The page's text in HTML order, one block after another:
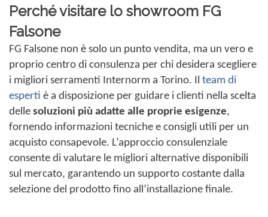
Perché visitare lo showroom FG
Falsone
FG Falsone non è solo un punto vendita, ma un vero e
proprio centro di consulenza per chi desidera scegliere
i migliori serramenti Internorm a Torino. Il team di
esperti è a disposizione per guidare i clienti nella scelta
delle soluzioni più adatte alle proprie esigenze,
fornendo informazioni tecniche e consigli utili per un
acquisto consapevole. L’approccio consulenziale
consente di valutare le migliori alternative disponibili
sul mercato, garantendo un supporto costante dalla
selezione del prodotto fino all’installazione finale.